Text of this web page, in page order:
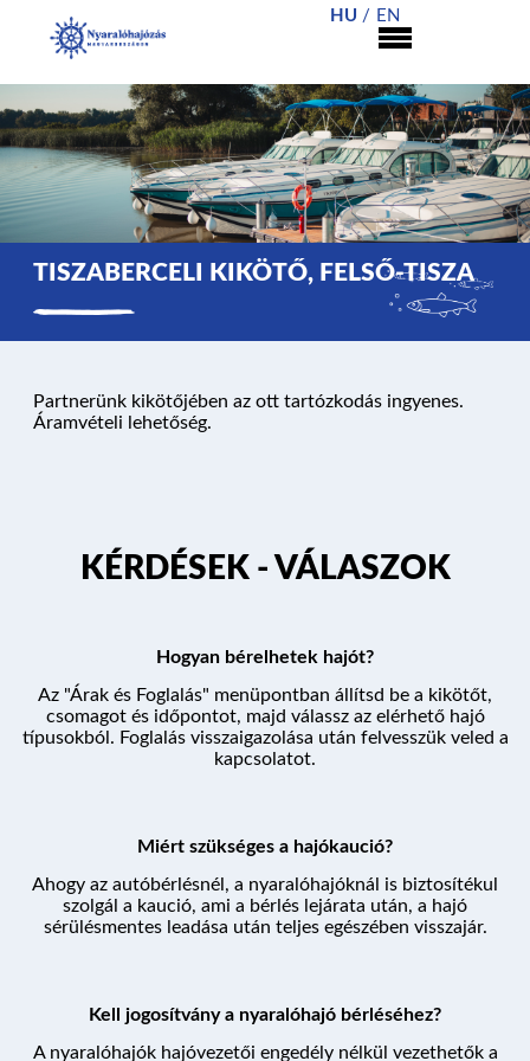
HAJÓK
KÉRDÉSEK
ÁRAK ÉS FOGLALÁS
HU EN
TISZABERCELI KIKÖTŐ, FELSŐ-TISZA
Partnerünk kikötőjében az ott tartózkodás ingyenes.
Áramvételi lehetőség.
KÉRDÉSEK - VÁLASZOK
Hogyan bérelhetek hajót?
Az "Árak és Foglalás" menüpontban állítsd be a kikötőt,
csomagot és időpontot, majd válassz az elérhető hajó
típusokból. Foglalás visszaigazolása után felvesszük veled a
kapcsolatot.
Miért szükséges a hajókaució?
Ahogy az autóbérlésnél, a nyaralóhajóknál is biztosítékul
szolgál a kaució, ami a bérlés lejárata után, a hajó
sérülésmentes leadása után teljes egészében visszajár.
Kell jogosítvány a nyaralóhajó bérléséhez?
A nyaralóhajók hajóvezetői engedély nélkül vezethetők a